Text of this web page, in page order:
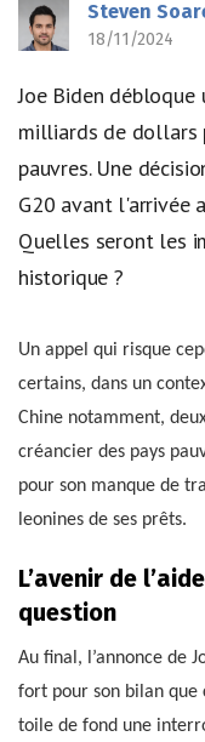
Steven
18/11/2024
Joe Biden
milliards de dollars
pauvres. Une
G20 avant l'arrivée
Quelles seront les
historique ?
Un appel qui risque
certains, dans un
Chine notamment,
créancier des pays
pour son manque de
leonines de ses prêts.
L’avenir de
question
Au final, l’annonce de
fort pour son bilan que
toile de fond une